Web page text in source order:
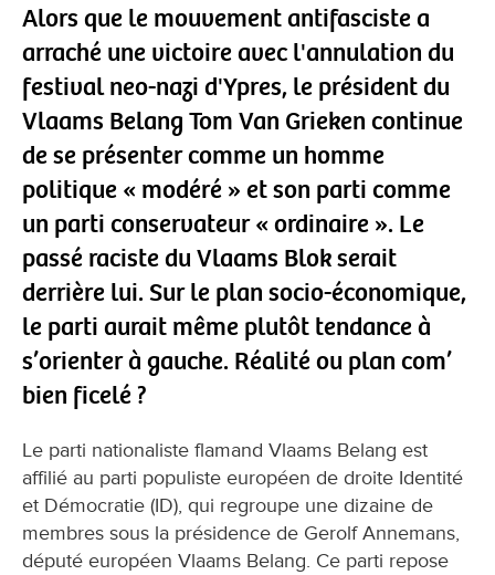
Alors que le mouvement antifasciste a
arraché une victoire avec l'annulation du
festival neo-nazi d'Ypres, le président du
Vlaams Belang Tom Van Grieken continue
de se présenter comme un homme
politique « modéré » et son parti comme
un parti conservateur « ordinaire ». Le
passé raciste du Vlaams Blok serait
derrière lui. Sur le plan socio-économique,
le parti aurait même plutôt tendance à
s’orienter à gauche. Réalité ou plan com’
bien ficelé ?
Le parti nationaliste flamand Vlaams Belang est
affilié au parti populiste européen de droite Identité
et Démocratie (ID), qui regroupe une dizaine de
membres sous la présidence de Gerolf Annemans,
député européen Vlaams Belang. Ce parti repose